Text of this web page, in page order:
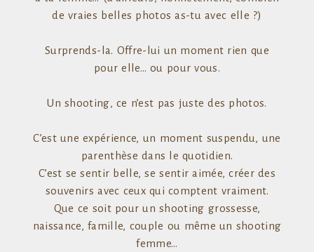
de vraies belles photos as-tu avec elle ?)
Surprends-la. Offre-lui un moment rien que
pour elle… ou pour vous.
Un shooting, ce n’est pas juste des photos.
C’est une expérience, un moment suspendu, une
parenthèse dans le quotidien.
C’est se sentir belle, se sentir aimée, créer des
souvenirs avec ceux qui comptent vraiment.
Que ce soit pour un shooting grossesse,
naissance, famille, couple ou même un shooting
femme…